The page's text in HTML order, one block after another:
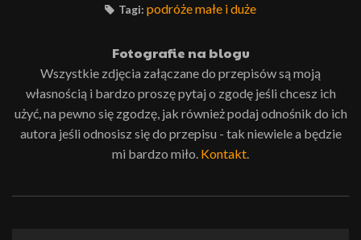
Tagi: podróże małe i duże
Fotografie na blogu
Wszystkie zdjęcia załączane do przepisów są moją
własnością i bardzo proszę pytaj o zgodę jeśli chcesz ich
użyć, na pewno się zgodzę, jak również podaj odnośnik do ich
autora jeśli odnosisz się do przepisu - tak niewiele a będzie
mi bardzo miło. Kontakt.